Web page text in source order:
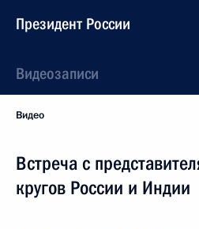
Президент России
Видеозаписи
Видео
Встреча с
кругов России и Индии